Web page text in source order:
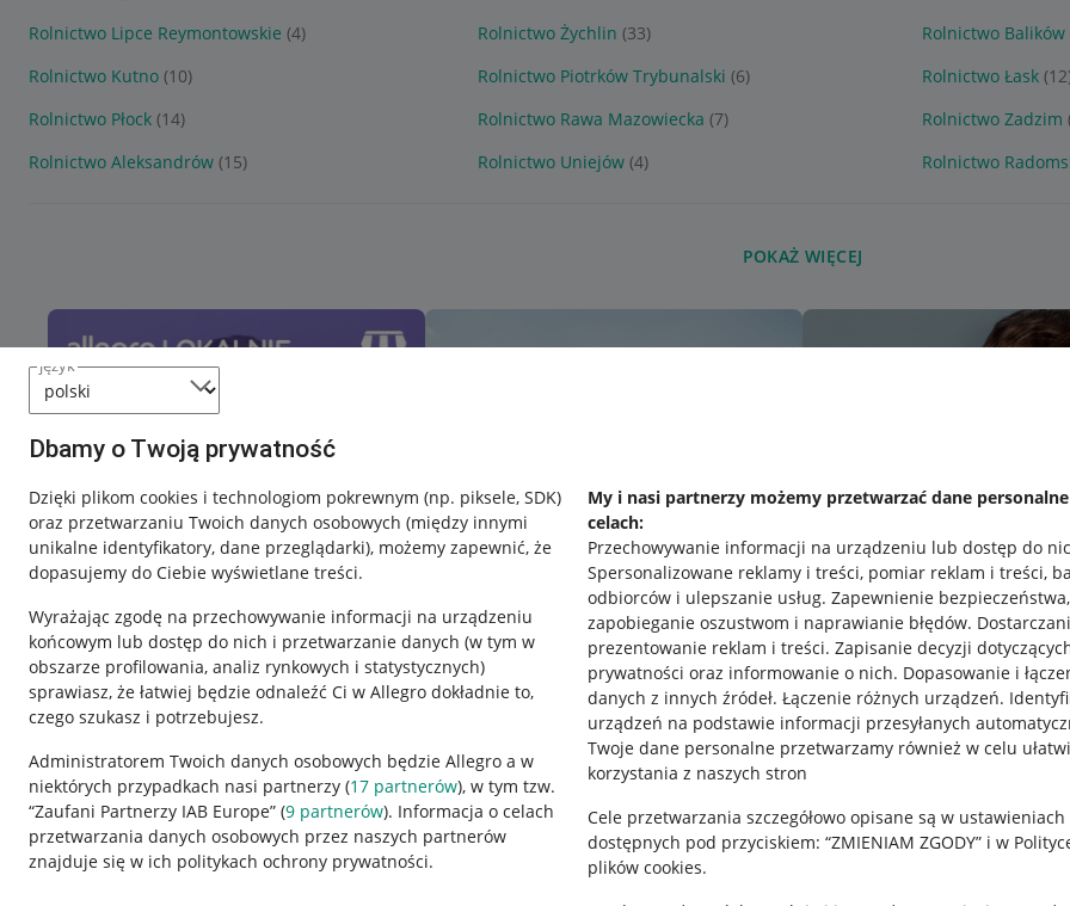
język
Dbamy o Twoją prywatność
Dzięki plikom cookies i technologiom pokrewnym (np. piksele, SDK)
oraz przetwarzaniu Twoich danych osobowych (między innymi
unikalne identyfikatory, dane przeglądarki), możemy zapewnić, że
dopasujemy do Ciebie wyświetlane treści.
Wyrażając zgodę na przechowywanie informacji na urządzeniu
końcowym lub dostęp do nich i przetwarzanie danych (w tym w
obszarze profilowania, analiz rynkowych i statystycznych)
sprawiasz, że łatwiej będzie odnaleźć Ci w Allegro dokładnie to,
czego szukasz i potrzebujesz.
Administratorem Twoich danych osobowych będzie Allegro a w
niektórych przypadkach nasi partnerzy (17 partnerów), w tym tzw.
“Zaufani Partnerzy IAB Europe” (9 partnerów). Informacja o celach
przetwarzania danych osobowych przez naszych partnerów
znajduje się w ich politykach ochrony prywatności.
My i nasi partnerzy możemy przetwarzać dane
celach:
Przechowywanie informacji na urządzeniu lub dostęp do
Spersonalizowane reklamy i treści, pomiar reklam i treści,
odbiorców i ulepszanie usług. Zapewnienie bezpieczeństwa,
zapobieganie oszustwom i naprawianie błędów.
prezentowanie reklam i treści. Zapisanie decyzji
prywatności oraz informowanie o nich. Dopasowanie i
danych z innych źródeł. Łączenie różnych urządzeń.
urządzeń na podstawie informacji przesyłanych
Twoje dane personalne przetwarzamy również w celu
korzystania z naszych stron
Cele przetwarzania szczegółowo opisane są w ustawieniach
dostępnych pod przyciskiem: “ZMIENIAM ZGODY” i w
plików cookies.
Rolnictwo Lipce Reymontowskie (4) Rolnictwo Żychlin (33) Rolnictwo Balików
Rolnictwo Kutno (10) Rolnictwo Piotrków Trybunalski (6) Rolnictwo Łask
Rolnictwo Płock (14) Rolnictwo Rawa Mazowiecka (7) Rolnictwo Zadzim
Rolnictwo Aleksandrów (15) Rolnictwo Uniejów (4) Rolnictwo
POKAŻ WIĘCEJ
Przydatne informacje
Jak to działa
Napisz do nas
Allegro Gadane dla sprzedających
Regulamin
Polityka plików "cookies"
Ustawienia plików "cookies"
Pobierz aplikację